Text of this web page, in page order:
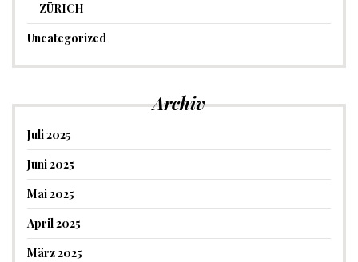
ZÜRICH
Uncategorized
Archiv
Juli 2025
Juni 2025
Mai 2025
April 2025
März 2025